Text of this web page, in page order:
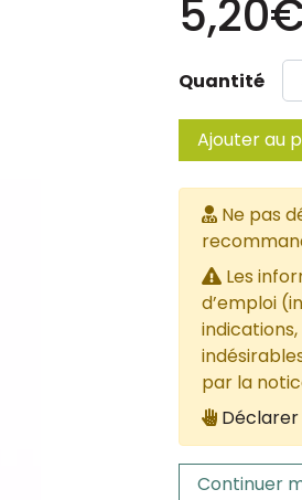
Quantité
Ajouter au
Ne pas
Les
d’emploi
par la
Continuer